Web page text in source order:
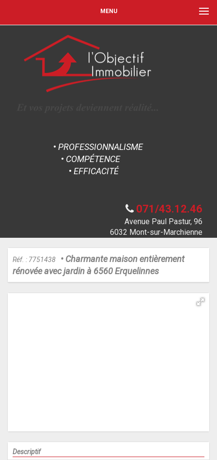
MENU
• PROFESSIONNALISME
• COMPÉTENCE
• EFFICACITÉ
071/43.12.46
Avenue Paul Pastur, 96
6032 Mont-sur-Marchienne
Réf. : 7751438
• Charmante maison entièrement
rénovée avec jardin à 6560 Erquelinnes
Descriptif